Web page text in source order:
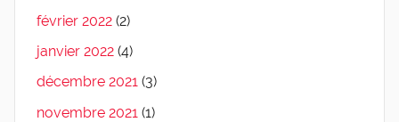
février 2022 (2)
janvier 2022 (4)
décembre 2021 (3)
novembre 2021 (1)